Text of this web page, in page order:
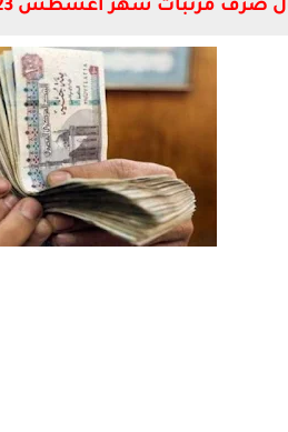
مرتبات شهر أغسطس 2023 لـ 66 وزارة وهيئة حكومية.